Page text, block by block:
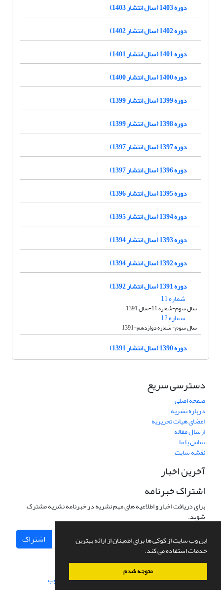
این وب سایت از کوکی ها برای اطمینان از ارائه بهترین
خدمات استفاده می کند.
متوجه شدم
دوره 1403 (سال انتشار 1403)
دوره 1402 (سال انتشار 1402)
دوره 1401 (سال انتشار 1401)
دوره 1400 (سال انتشار 1400)
دوره 1399 (سال انتشار 1399)
دوره 1398 (سال انتشار 1399)
دوره 1397 (سال انتشار 1397)
دوره 1396 (سال انتشار 1397)
دوره 1395 (سال انتشار 1396)
دوره 1394 (سال انتشار 1395)
دوره 1393 (سال انتشار 1394)
دوره 1392 (سال انتشار 1394)
دوره 1391 (سال انتشار 1392)
شماره 11
سال سوم-شماره 11-سال 1391
شماره 12
سال سوم- شماره دوازدهم-1391
دوره 1390 (سال انتشار 1391)
دسترسی سریع
صفحه اصلی
درباره نشریه
اعضای هیات تحریریه
ارسال مقاله
تماس با ما
نقشه سایت
آخرین اخبار
اشتراک خبرنامه
برای دریافت اخبار و اطلاعیه های مهم نشریه در خبرنامه نشریه مشترک
شوید.
اشتراک
سامانه مدیریت نشریات علمی.طراحی و پیاده سازی از سیناوب